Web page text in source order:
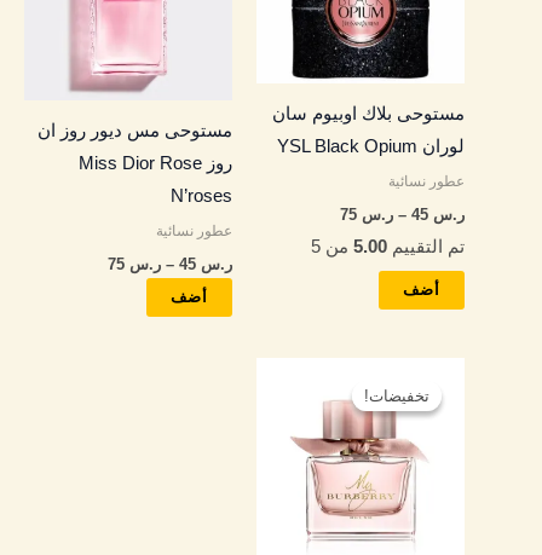
مستوحى بلاك اوبيوم سان
لوران YSL Black Opium
عطور نسائية
ر.س – ر.س
تم التقييم 5.00من 5
أضف
المختلفة
لهذا
المنتج.
يمكن
اختيار
على
صفحة
مستوحى مس ديور روز ان
روز Miss Dior Rose
N’roses
عطور نسائية
ر.س – ر.س
أضف
المختلفة
لهذا
المنتج.
المنتج
تخفيضات!
تخفيضات!
من
خلال
⁦ر.س 75⁩
العديد
من
الأشكال
المختلفة
لهذا